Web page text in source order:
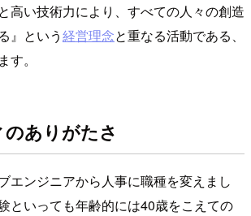
高い技術力により、すべての人々の創造
』という経営理念と重なる活動である、
す。
ありがたさ
エンジニアから人事に職種を変えまし
といっても年齢的には40歳をこえての